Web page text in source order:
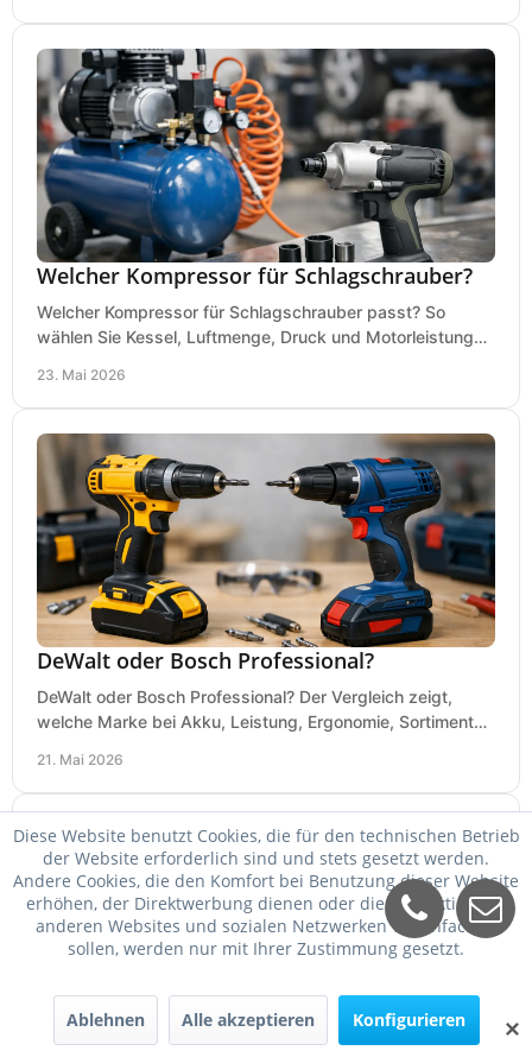
Welcher Kompressor für Schlagschrauber?
Welcher Kompressor für Schlagschrauber passt? So
wählen Sie Kessel, Luftmenge, Druck und Motorleistung
23. Mai 2026
DeWalt oder Bosch Professional?
DeWalt oder Bosch Professional? Der Vergleich zeigt,
welche Marke bei Akku, Leistung, Ergonomie, Sortiment
21. Mai 2026
Schweißgerät für Dünnblech einstellen
✕
Diese Website benutzt Cookies, die für den technischen Betrieb
der Website erforderlich sind und stets gesetzt werden.
Andere Cookies, die den Komfort bei Benutzung dieser Website
erhöhen, der Direktwerbung dienen oder die Interaktion mit
anderen Websites und sozialen Netzwerken vereinfachen
sollen, werden nur mit Ihrer Zustimmung gesetzt.
Ablehnen Alle akzeptieren Konfigurieren